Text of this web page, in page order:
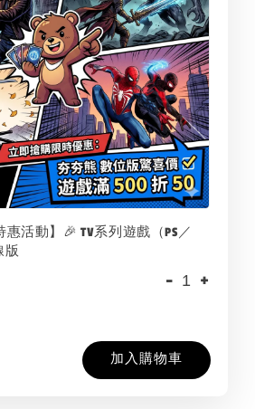
惠活動】🎉 TV系列遊戲（PS／
版
- +
加入購物車